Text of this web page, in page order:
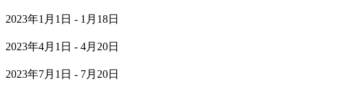
2023年1月1日 - 1月18日
2023年4月1日 - 4月20日
2023年7月1日 - 7月20日